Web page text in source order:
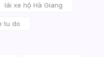
lái xe hộ Hà Giang
tu do